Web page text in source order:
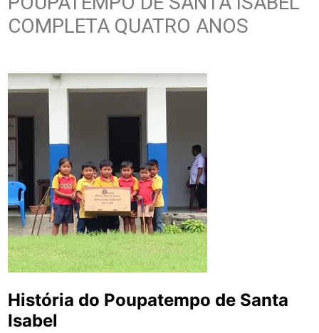
COMPLETA QUATRO ANOS
História do Poupatempo de Santa
Isabel